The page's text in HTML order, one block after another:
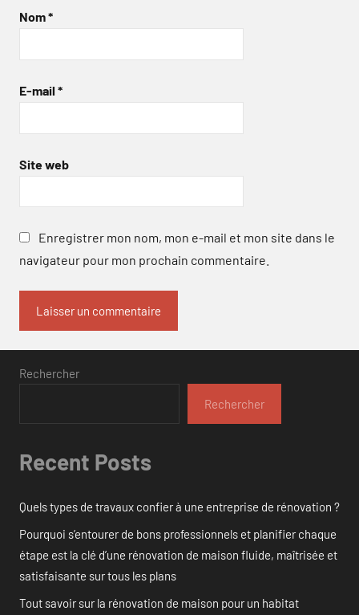
Nom*
E-mail *
Site web
Enregistrer mon nom, mon e-mail et mon site dans le
navigateur pour mon prochain commentaire.
Rechercher
Rechercher
Recent Posts
Quels types de travaux confier à une entreprise de rénovation ?
Pourquoi s’entourer de bons professionnels et planifier chaque
étape est la clé d’une rénovation de maison fluide, maîtrisée et
satisfaisante sur tous les plans
Tout savoir sur la rénovation de maison pour un habitat